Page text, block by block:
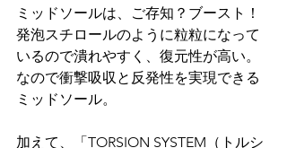
ミッドソールは、ご存知？ブースト！
発泡スチロールのように粒粒になって
いるので潰れやすく、復元性が高い。
なので衝撃吸収と反発性を実現できる
ミッドソール。
加えて、「TORSION SYSTEM（トルシ